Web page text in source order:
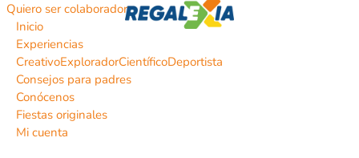
Quiero ser colaborador
Inicio
Experiencias
CreativoExploradorCientíficoDeportista
Consejos para padres
Conócenos
Fiestas originales
Mi cuenta